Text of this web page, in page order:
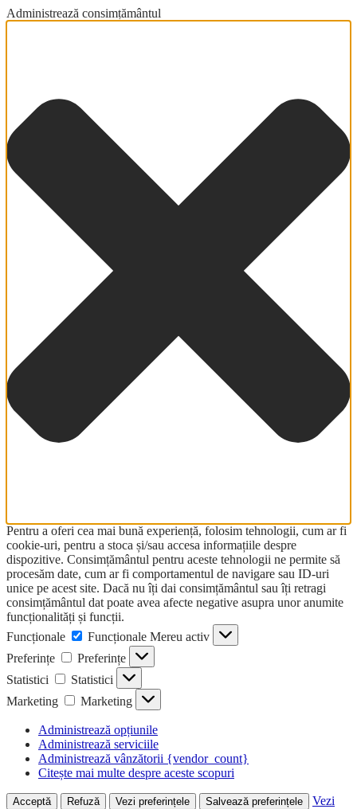
Administrează consimțământul
Pentru a oferi cea mai bună experiență, folosim tehnologii, cum ar fi
cookie-uri, pentru a stoca și/sau accesa informațiile despre
dispozitive. Consimțământul pentru aceste tehnologii ne permite să
procesăm date, cum ar fi comportamentul de navigare sau ID-uri
unice pe acest site. Dacă nu îți dai consimțământul sau îți retragi
consimțământul dat poate avea afecte negative asupra unor anumite
funcționalități și funcții.
Funcționale
Funcționale Mereu activ
Preferințe
Preferințe
Statistici
Statistici
Marketing
Marketing
Administrează opțiunile
Administrează serviciile
Administrează vânzătorii {vendor_count}
Citește mai multe despre aceste scopuri
Acceptă Refuză Vezi preferințele Salvează preferințele
Vezi